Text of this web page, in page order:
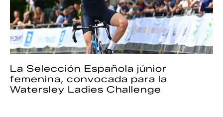
La Selección Española júnior
femenina, convocada para la
Watersley Ladies Challenge